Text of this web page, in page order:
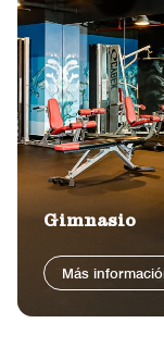
Gimnasio
Más